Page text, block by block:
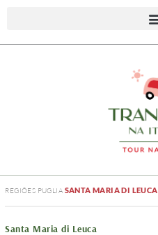
REGIÕES PUGLIA SANTA MARIA DI LEUCA
Santa Maria di Leuca